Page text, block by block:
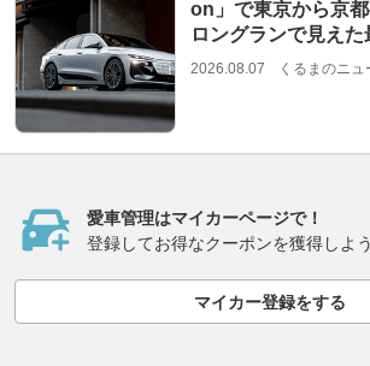
on」で東京から京
ロングランで見え
2026.08.07 くるまのニュ
愛車管理はマイカーページで！
登録してお得なクーポンを獲得しよう
マイカー登録をする